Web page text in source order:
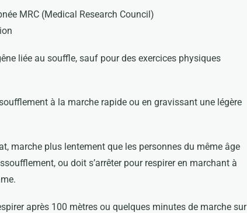
MRC (Medical Research Council)
liée au souffle, sauf pour des exercices physiques
à la marche rapide ou en gravissant une légère
marche plus lentement que les personnes du même âge
ou doit s’arrêter pour respirer en marchant à
après 100 mètres ou quelques minutes de marche sur